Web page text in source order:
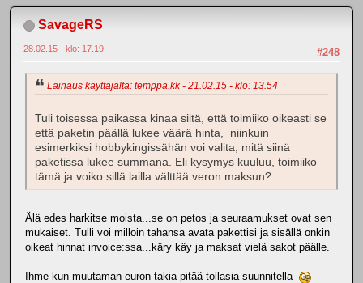
SavageRS
#248
28.02.15 - klo: 17.19
Lainaus käyttäjältä: temppa.kk - 21.02.15 - klo: 13.54
Tuli toisessa paikassa kinaa siitä, että toimiiko oikeasti se
että paketin päällä lukee väärä hinta, niinkuin
esimerkiksi hobbykingissähän voi valita, mitä siinä
paketissa lukee summana. Eli kysymys kuuluu, toimiiko
tämä ja voiko sillä lailla välttää veron maksun?
Älä edes harkitse moista...se on petos ja seuraamukset ovat sen
mukaiset. Tulli voi milloin tahansa avata pakettisi ja sisällä onkin
oikeat hinnat invoice:ssa...käry käy ja maksat vielä sakot päälle.
Ihme kun muutaman euron takia pitää tollasia suunnitella